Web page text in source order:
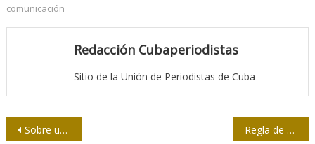
comunicación
Redacción Cubaperiodistas
Sitio de la Unión de Periodistas de Cuba
Navegación
Sobre un tema de actualidad y los espacios para su debate Regla de oro